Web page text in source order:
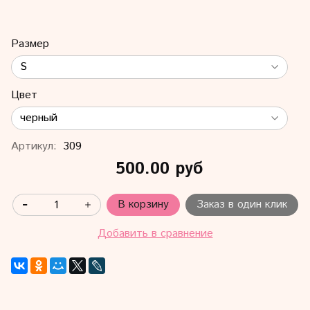
Размер
Цвет
Артикул: 309
500.00 руб
В корзину
Заказ в один клик
Добавить в сравнение